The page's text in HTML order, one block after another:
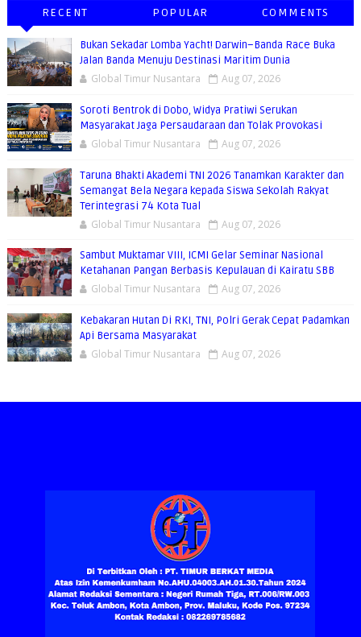
RECENT POPULAR COMMENTS
Bukan Sekadar Lomba Yacht! Darwin–Banda Race Buka
Jalan Banda Menuju Destinasi Maritim Dunia
Global Timur Nusantara Aug 07, 2026
Soroti Bentrok di Dobo, Widya Pratiwi Serukan
Masyarakat Jaga Persaudaraan dan Tolak Provokasi
Global Timur Nusantara Aug 07, 2026
Taruna Bhakti Akademi TNI 2026 Tanamkan Karakter dan
Semangat Bela Negara kepada Siswa Sekolah Rakyat
Terintegrasi 74 Kota Tual
Global Timur Nusantara Aug 07, 2026
Sambut Muktamar VIII, ICMI Gelar Seminar Nasional
Ketahanan Pangan Berbasis Kepulauan di Kairatu SBB
Global Timur Nusantara Aug 07, 2026
Kebakaran Hutan Di RKI, TNI, Polri Gerak Cepat Padamkan
Api Bersama Masyarakat
Global Timur Nusantara Aug 07, 2026